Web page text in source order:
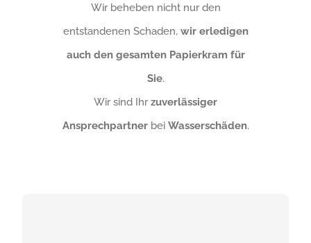
Wir beheben nicht nur den
entstandenen Schaden, wir erledigen
auch den gesamten Papierkram für
Sie.
Wir sind Ihrzuverlässiger
Ansprechpartnerbei Wasserschäden.